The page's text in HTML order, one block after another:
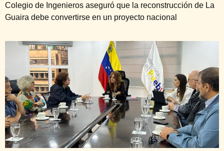
Colegio de Ingenieros aseguró que la reconstrucción de La
Guaira debe convertirse en un proyecto nacional